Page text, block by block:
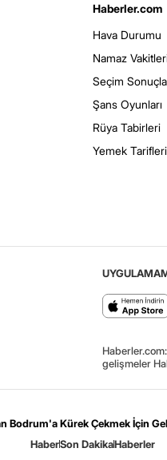
Haberler.com
Hava Durumu
Namaz
Seçim
Şans Oyunları
Rüya Tabirleri
Yemek Tarifleri
gelişmeler
Bodrum'a Kürek Çekmek İçin
HaberSon DakikaHaberler